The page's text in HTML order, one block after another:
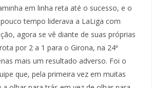
em linha reta até o sucesso, e o
tempo liderava a LaLiga com
agora se vê diante de suas próprias
por 2 a 1 para o Girona, na 24ª
mais um resultado adverso. Foi o
que, pela primeira vez em muitas